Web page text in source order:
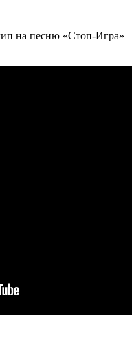
на песню «Стоп-Игра»